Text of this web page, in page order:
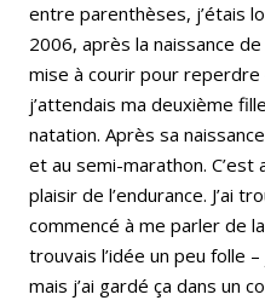
entre parenthèses, j’étais
2006, après la naissance
mise à courir pour
j’attendais ma deuxième
natation. Après sa
et au semi-marathon. C’est
plaisir de l’endurance. J’ai
commencé à me parler de
trouvais l’idée un peu folle
mais j’ai gardé ça dans un